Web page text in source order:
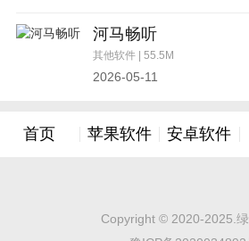
河马畅听
其他软件 | 55.5M
2026-05-11
首页 苹果软件 安卓软件
Copyright © 2020-2025.